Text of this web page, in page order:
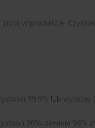
w produkcie.
99.9% lub
96%, zawiera 96%